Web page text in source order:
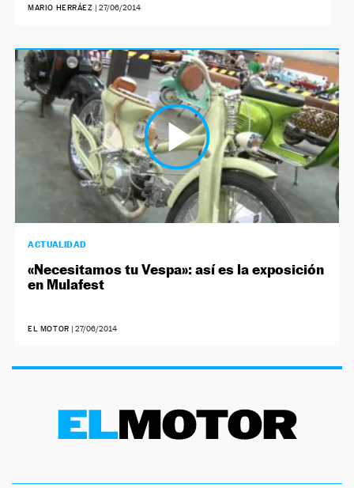
MARIO HERRÁEZ | 27/06/2014
ACTUALIDAD
«Necesitamos tu Vespa»: así es la exposición
en Mulafest
EL MOTOR 27/06/2014